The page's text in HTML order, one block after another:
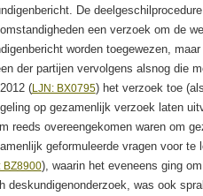
De
een verzoek om de
worden toegewezen,
der partijen vervolgens alsnog die
(LJN: BX0795) het verzoek toe
op gezamenlijk verzoek laten
reeds overeengekomen waren om
geformuleerde vragen voor te
BZ8900), waarin het eveneens ging
deskundigenonderzoek, was ook